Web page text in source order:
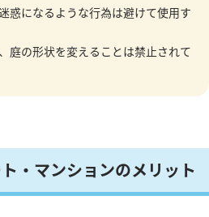
惑になるような行為は避けて使用す
庭の形状を変えることは禁止されて
・マンションのメリット